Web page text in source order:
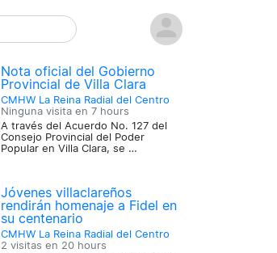
Nota oficial del Gobierno
Provincial de Villa Clara
CMHW La Reina Radial del Centro
Ninguna visita en 7 hours
A través del Acuerdo No. 127 del
Consejo Provincial del Poder
Popular en Villa Clara, se …
Jóvenes villaclareños
rendirán homenaje a Fidel en
su centenario
CMHW La Reina Radial del Centro
2 visitas en 20 hours